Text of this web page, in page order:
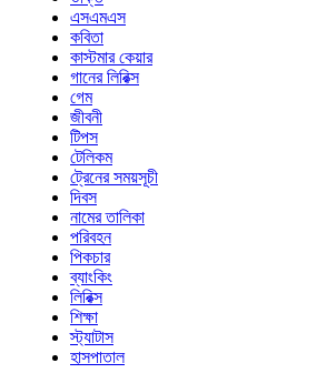
এসএমএস
কবিতা
কাস্টমার কেয়ার
গানের লিরিক্স
গেম
জীবনী
টিপস
টেলিকম
ট্রেনের সময়সূচী
দিবস
নামের তালিকা
পরিবহন
পিকচার
ব্যাংকিং
লিরিক্স
শিক্ষা
স্ট্যাটাস
হাসপাতাল